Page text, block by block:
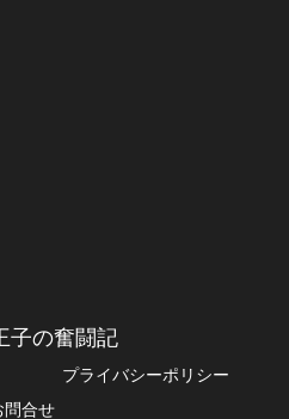
子の奮闘記
プライバシーポリシー
問合せ